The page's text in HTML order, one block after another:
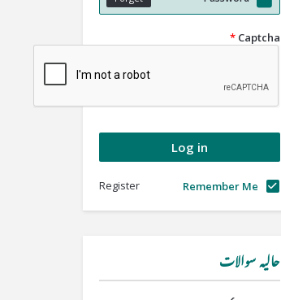
Captcha
*
Remember Me
Register
حالیہ سوالات